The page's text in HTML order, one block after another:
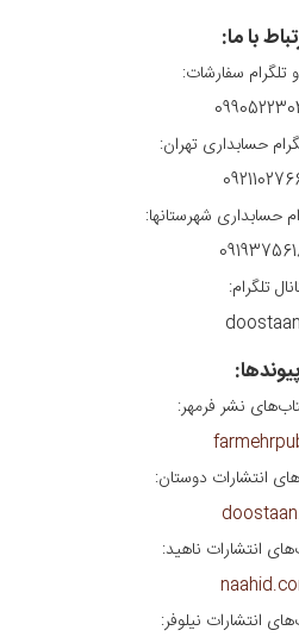
با ما:
تلگرام سفارشات:
حسابداری تهران:
حسابداری شهرستانها:
تلگرام:
پیوندها:
نشر فرمهر:
انتشارات دوستان:
انتشارات ناهید:
انتشارات نیلوفر: